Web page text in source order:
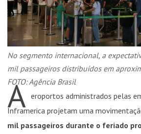
No segmento internacional, a
mil passageiros distribuídos em
FOTO: Agência Brasil
A eroportos administrados pelas
Inframerica projetam uma
mil passageiros durante o feriado